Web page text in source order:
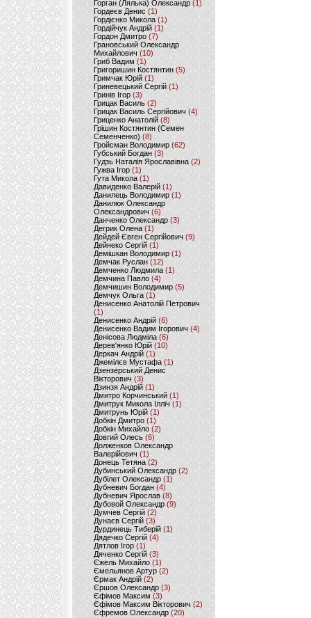
Горган (Лялька) Олександр(1)
Гордеєв Денис (1)
Гордієнко Микола (1)
Гордійчук Андрій (1)
Гордон Дмитро (7)
Грановський Олександр
Михайлович (10)
Гриб Вадим (1)
Григоришин Костянтин (5)
Гримчак Юрій(1)
Гриневецький Сергій(1)
Гринів Ігор (3)
Грицак Василь (2)
Грицак Василь Сергійович (4)
Гриценко Анатолій (8)
Грішин Костянтин (Семен
Семенченко)(8)
Гройсман Володимир(62)
Губський Богдан (3)
Гудзь Наталія Ярославівна(2)
Гужва Ігор (1)
Гута Микола (1)
Давиденко Валерій (1)
Данилець Володимир(1)
Данилюк Олександр
Олександрович (6)
Данченко Олександр (3)
Дегрик Олена(1)
Дейдей Євген Сергійович(9)
Дейнеко Сергій (1)
Демішкан Володимир(1)
Демчак Руслан (12)
Демченко Людмила (1)
Демчина Павло (4)
Демчишин Володимир (5)
Демчук Ольга(1)
Денисенко Анатолій Петрович
(1)
Денисенко Андрій (6)
Денисенко Вадим Ігорович (4)
Денісова Людміла(6)
Дерев'янко Юрій(10)
Деркач Андрій(1)
Джемілєв Мустафа (1)
Дзензерський Денис
Вікторович (3)
Дзинзя Андрій (1)
Дмитро Корчинський (1)
Дмитрук Микола Ілліч (1)
Дмитрунь Юрій (1)
Добкін Дмитро(1)
Добкін Михайло (2)
Довгий Олесь (6)
Долженков Олександр
Валерійович (1)
Донець Тетяна (2)
Дубинський Олександр(2)
Дубілет Олександр (1)
Дубневич Богдан (4)
Дубневич Ярослав (8)
Дубовой Олександр(9)
Думчев Сергій (2)
Дунаєв Сергій(3)
Дурдинець Тиберій (1)
Дядечко Сергій (4)
Дятлов Ігор (1)
Дяченко Сергій (3)
Єжель Михайло (1)
Ємельянов Артур (2)
Єрмак Андрій (2)
Єршов Олександр (3)
Єфімов Максим (3)
Єфімов Максим Вікторович (2)
Єфремов Олександр (20)